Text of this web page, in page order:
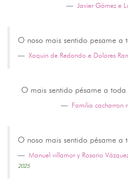
Javier Gómez e
O noso mais sentido pesame a
Xaquin de Redondo e Dolores
O mais sentido pésame a
Familia cacharron
O noso mais sentido pésame a
Manuel villamor y Rosario
2025